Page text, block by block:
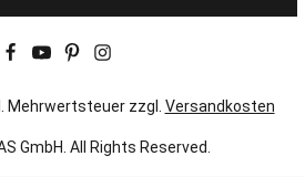
GmbH. All Rights Reserved.
Mehrwertsteuer zzgl. Versandkosten